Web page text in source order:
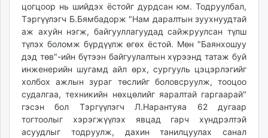
цогцоор нь шийдэх ёстойг дурдсан юм. Тодруулбал,
Тэргүүлэгч Б.Бямбадорж "Нам даралтын зуухнуудтай
аж ахуйн нэгж, байгууллагуудад сайжруулсан түлш
түлэх боломж бүрдүүлж өгөх ёстой. Мөн "Баянхошуу
дэд төв"-ийн бүтээн байгуулалтын хүрээнд татаж буй
инженерийн шугамд айл өрх, сургууль цэцэрлэгийг
холбох ажлын зураг төслийг боловсруулж, тооцоо
судалгаа, техникийн нөхцөлийг яаралтай гаргаарай"
гэсэн бол Тэргүүлэгч Л.Нарантуяа 62 дугаар
тогтоолыг хэрэгжүүлэх явцад гарч хүндрэлтэй
асуудлыг тодруулж, дахин танилцуулах санал